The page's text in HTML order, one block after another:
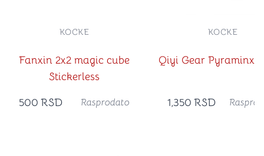
Fanxin 2x2 magic cube
Stickerless
KOCKE
500 RSD Rasprodato
Qiyi Gear Pyraminx
KOCKE
1,350 RSD